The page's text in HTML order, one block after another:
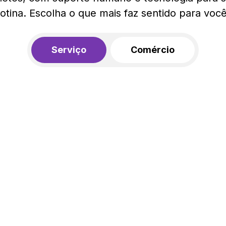
Escolha o que mais faz sentido para
Serviço Comércio